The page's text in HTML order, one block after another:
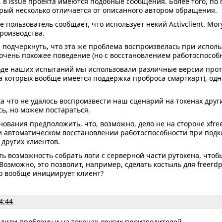
несколько отличается от описанного автором обращения.
пользователь сообщает, что использует некий Activclient.
подчеркнуть, что эта же проблема воспроизвелась при
похожее поведение (но с восстановлением
наших испытаний мы использовали различные версии
которых вообще имеется поддержка проброса смарткарт),
что не удалось воспроизвести наш сценарий на токенах
но можем постараться.
предположить, что, возможно, дело не на стороне
автоматическом восстановлении работоспособности при
клиентов.
возможность собрать логи с серверной части рутокена,
это позволит, например, сделать костыль для
вообще инициирует клиент?